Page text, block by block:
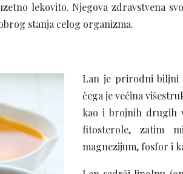
lekovito. Njegova zdravstvena
stanja celog organizma.
Lan je prirodni biljni
čega je većina
kao i brojnih drugih
fitosterole, zatim
magnezijum, fosfor i